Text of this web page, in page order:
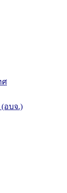
ศ
อบจ.)